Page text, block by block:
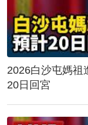
2026白沙屯媽祖
20日回宮